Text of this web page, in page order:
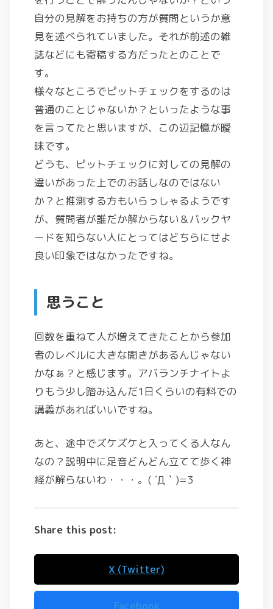
自分の見解をお持ちの方が質問というか意
見を述べられていました。それが前述の雑
誌などにも寄稿する方だったとのことで
す。
様々なところでピットチェックをするのは
普通のことじゃないか？といったような事
を言ってたと思いますが、この辺記憶が曖
昧です。
どうも、ピットチェックに対しての見解の
違いがあった上でのお話しなのではない
か？と推測する方もいらっしゃるようです
が、質問者が誰だか解からない＆バックヤ
ードを知らない人にとってはどちらにせよ
良い印象ではなかったですね。
思うこと
回数を重ねて人が増えてきたことから参加
者のレベルに大きな開きがあるんじゃない
かなぁ？と感じます。アバランチナイトよ
りもう少し踏み込んだ1日くらいの有料での
講義があればいいですね。
あと、途中でズケズケと入ってくる人なん
なの？説明中に足音どんどん立てて歩く神
経が解らないわ・・・。( ´Д｀)=3
Share this post:
X (Twitter)
Facebook